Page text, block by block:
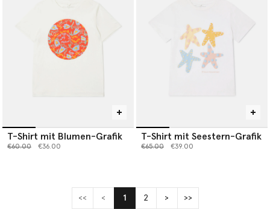
T-Shirt mit Blumen-Grafik
Preis reduziert von
€60.00bis€36.00
T-Shirt mit Seestern-Grafik
Preis reduziert von
€65.00bis€39.00
<< < 1(current)
2 > >>